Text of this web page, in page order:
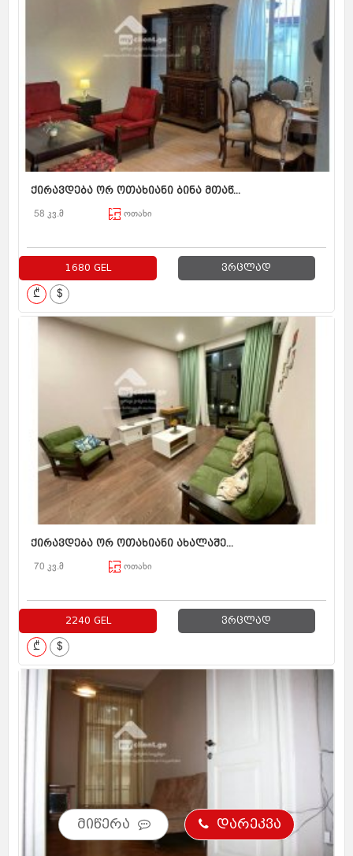
ქირავდება ორ ოთახიანი ბინა მთაწ...
58 კვ.მ ოთახი
1680 GEL ვრცლად
₾ $
ქირავდება ორ ოთახიანი ახალაშე...
70 კვ.მ ოთახი
2240 GEL ვრცლად
₾ $
მიწერა დარეკვა